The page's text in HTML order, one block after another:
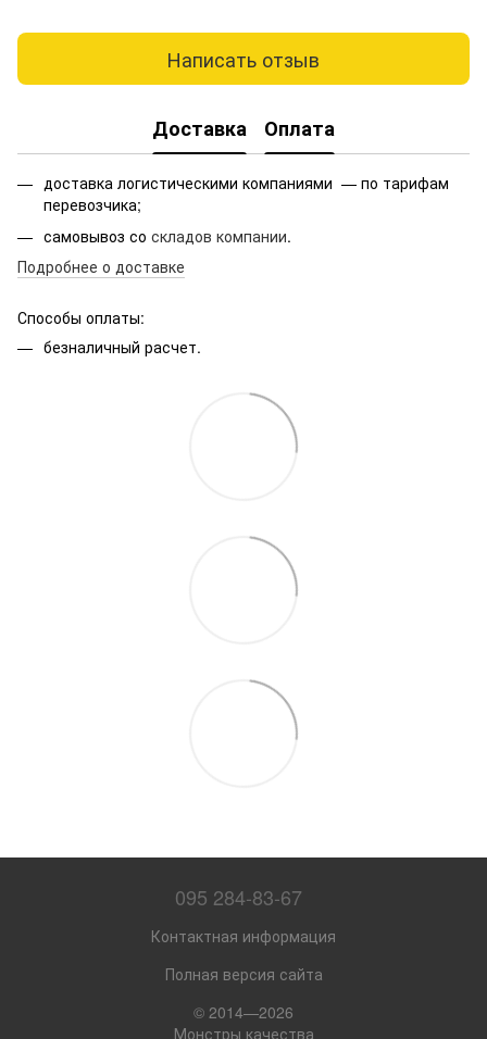
Написать отзыв
Доставка Оплата
доставка логистическими компаниями — по тарифам
перевозчика;
самовывоз со складов компании.
Подробнее о доставке
Способы оплаты:
безналичный расчет.
095 284-83-67
Контактная информация
Полная версия сайта
© 2014—2026
Монстры качества